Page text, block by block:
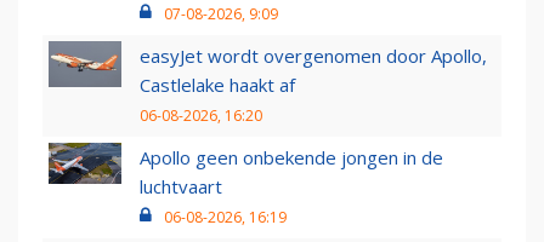
07-08-2026, 9:09
easyJet wordt overgenomen door Apollo,
Castlelake haakt af
06-08-2026, 16:20
Apollo geen onbekende jongen in de
luchtvaart
06-08-2026, 16:19